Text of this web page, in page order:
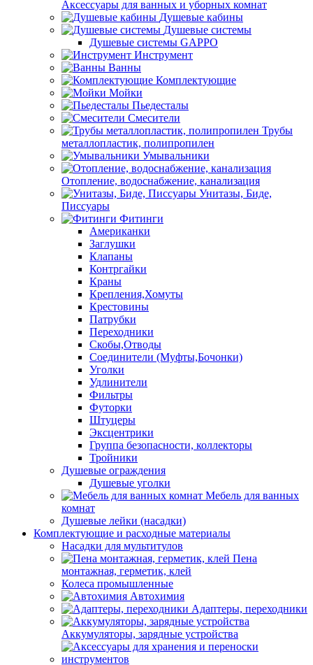
Аксессуары для ванных и уборных комнат
Душевые кабины
Душевые системы
Душевые системы GAPPO
Инструмент
Ванны
Комплектующие
Мойки
Пьедесталы
Смесители
Трубы
металлопластик, полипропилен
Умывальники
Отопление, водоснабжение, канализация
Унитазы, Биде,
Писсуары
Фитинги
Американки
Заглушки
Клапаны
Контргайки
Краны
Крепления,Хомуты
Крестовины
Патрубки
Переходники
Скобы,Отводы
Соединители (Муфты,Бочонки)
Уголки
Удлинители
Фильтры
Футорки
Штуцеры
Эксцентрики
Группа безопасности, коллекторы
Тройники
Душевые ограждения
Душевые уголки
Мебель для ванных
комнат
Душевые лейки (насадки)
Комплектующие и расходные материалы
Насадки для мультитулов
Пена
монтажная, герметик, клей
Колеса промышленные
Автохимия
Адаптеры, переходники
Аккумуляторы, зарядные устройства